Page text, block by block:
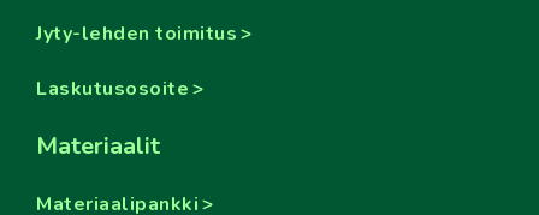
Jyty-lehden toimitus
Laskutusosoite
Materiaalit
Materiaalipankki